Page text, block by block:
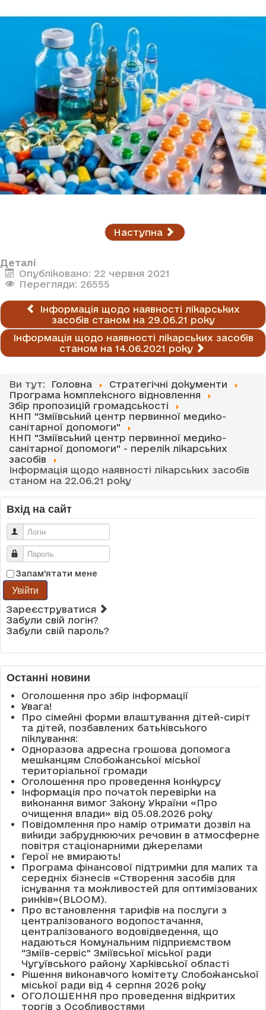
Наступна
Деталі
Опубліковано: 22 червня 2021
Перегляди: 26555
Інформація щодо наявності лікарських
засобів станом на 29.06.21 року
Інформація щодо наявності лікарських засобів
станом на 14.06.2021 року
Ви тут: Головна
Стратегічні документи
Програма комплексного відновлення
Збір пропозицій громадськості
КНП "Зміївський центр первинної медико-
санітарної допомоги"
КНП "Зміївський центр первинної медико-
санітарної допомоги" - перелік лікарських
засобів
Інформація щодо наявності лікарських засобів
станом на 22.06.21 року
Вхід на сайт
Логін
Пароль
Запам'ятати мене
Увійти
Зареєструватися
Забули свій логін?
Забули свій пароль?
Останні новини
Оголошення про збір інформації
Увага!
Про сімейні форми влаштування дітей-сиріт
та дітей, позбавлених батьківського
піклування:
Одноразова адресна грошова допомога
мешканцям Слобожанської міської
територіальної громади
Оголошення про проведення конкурсу
Інформація про початок перевірки на
виконання вимог Закону України «Про
очищення влади» від 05.08.2026 року
Повідомлення про намір отримати дозвіл на
викиди забруднюючих речовин в атмосферне
повітря стаціонарними джерелами
Герої не вмирають!
Програма фінансової підтримки для малих та
середніх бізнесів «Створення засобів для
існування та можливостей для оптимізованих
ринків»(BLOOM).
Про встановлення тарифів на послуги з
централізованого водопостачання,
централізованого водовідведення, що
надаються Комунальним підприємством
"Зміїв-сервіс" Зміївської міської ради
Чугуївського району Харківської області
Рішення виконавчого комітету Слобожанської
міської ради від 4 серпня 2026 року
ОГОЛОШЕННЯ про проведення відкритих
торгів з Особливостями